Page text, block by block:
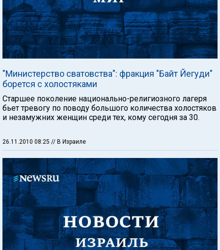
"Министерство сватовства": фракция "Байт Йегуди"
борется с холостяками
Старшее поколение национально-религиозного лагеря
бьет тревогу по поводу большого количества холостяков
и незамужних женщин среди тех, кому сегодня за 30.
26.11.2010 08:25 // В Израиле